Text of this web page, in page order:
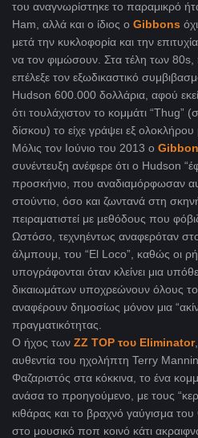
του αναγνωρίστηκε το παραμικρό
Ham, αλλά και ο ίδιος ο Gibbons
μετά την κυκλοφορία και την
να τον φιμώσουν. Στα τέλη των
επέλεξε τον εξωδικαστικό
Hudson 600.000 δολλάρια, αφού
ότι τουλάχιστον το κομμάτι “Thug”
δίσκου) το είχε γράψει εξ ολοκλήρου
Μόλις τον Ιούνιο του 2013 ο
συνέντευξη ανέφερε ότι ο Hudson
προσκήνιο, που αναδιαμόρφωσαν
στούντιο, όσο και ζωντανά στη
πειραματιστεί με μεθόδους που
Ωστόσο, τεχνηέντως αναφερόταν
άλμπουμ, του “El Loco”, καθώς οι
υπογράφονται όταν κλείνει μια
δικαιωμάτων υποχρεώνουν όλους
αναφέρουν δημοσίως μόνον μια
πραγματικότητας.
Ο ήχος των ZZ TOP του Eliminator
αυθεντία του ηχολήπτη Terry
Φαζαριστός στα κόκκινα, το ένα
ανάσα το προηγούμενο, με τους
κιθάρας και το βραχνό γαύγισμα
στο μουσικό ποπ κοινό κάτι